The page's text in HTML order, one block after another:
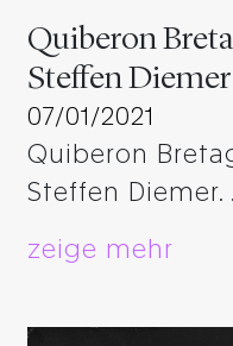
Quiberon
Steffen Diemer
07/01/2021
Quiberon
Steffen Diemer.
zeige mehr